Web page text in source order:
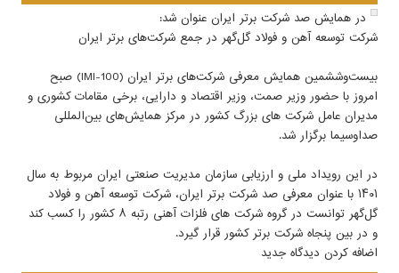
در همایش صد شرکت برتر ایران عنوان شد:
شرکت توسعه آهن و فولاد گل‌گهر در جمع شرکت‌های برتر ایران
بیست‌وششمین همایش معرفی شرکت‌های برتر ایران (IMI-100) صبح
امروز با حضور وزیر صمت، وزیر اقتصاد و دارایی، برخی مقامات کشوری و
مدیران عامل شرکت های بزرگ کشور در مرکز همایش‌های بین‌المللی
صداوسیما برگزار شد.
در این رویداد ملی و ارزیابی سازمان مدیریت صنعتی ایران مربوط به سال
۱۴۰۱ با عنوان معرفی صد شرکت برتر ایران، شرکت توسعه آهن و فولاد
گل‌گهر توانست در گروه شرکت های فلزات آهنی رتبه ۸ کشور را کسب کند
و در بین پنجاه شرکت برتر کشور قرار گیرد.
اضافه کردن دیدگاه جدید